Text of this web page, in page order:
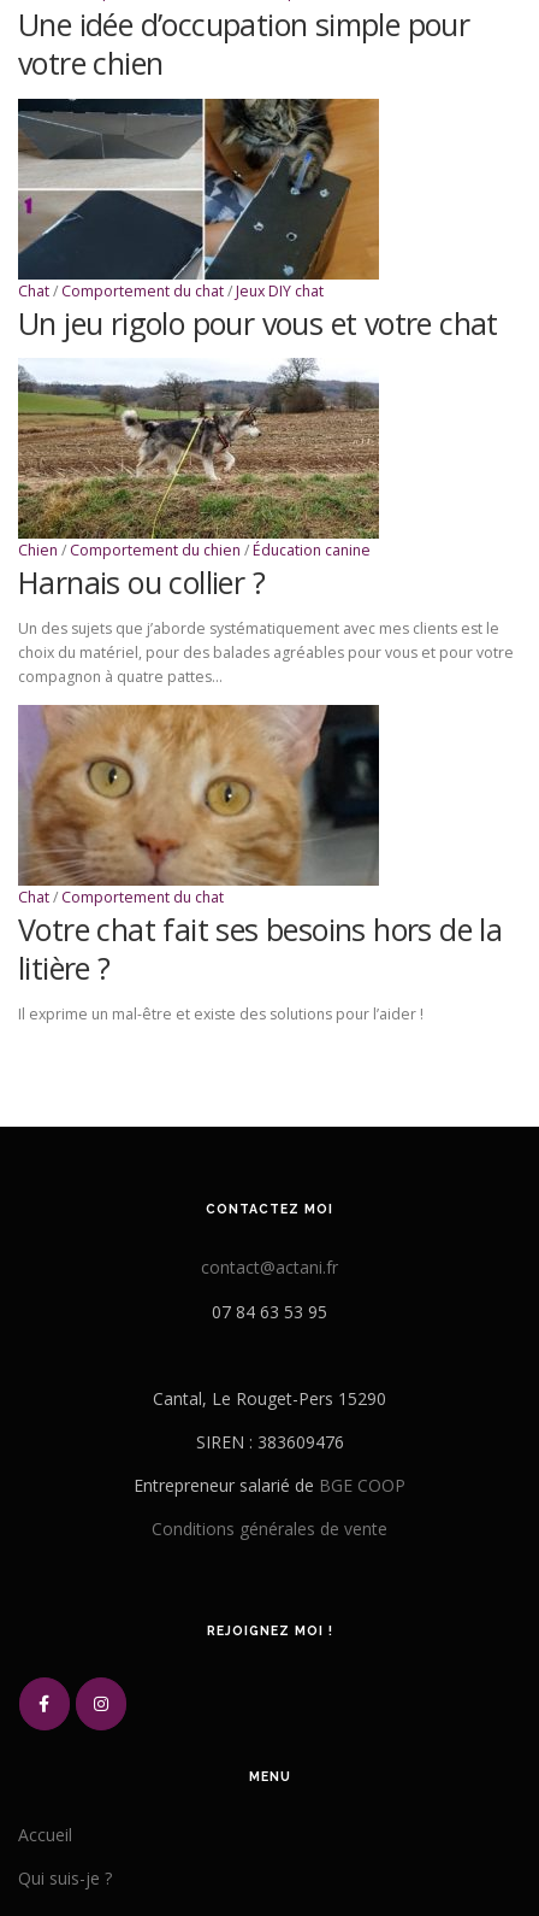
Une idée d’occupation simple pour
votre chien
Chat/Comportement du chat/Jeux DIY chat
Un jeu rigolo pour vous et votre chat
Chien /Comportement du chien /Éducation canine
Harnais ou collier ?
Un des sujets que j’aborde systématiquement avec mes clients est le
choix du matériel, pour des balades agréables pour vous et pour votre
compagnon à quatre pattes…
Chat/Comportement du chat
Votre chat fait ses besoins hors de la
litière ?
Il exprime un mal-être et existe des solutions pour l’aider !
CONTACTEZ MOI
contact@actani.fr
07 84 63 53 95
Cantal, Le Rouget-Pers 15290
SIREN : 383609476
Entrepreneur salarié de BGE COOP
Conditions générales de vente
REJOIGNEZ MOI !
MENU
Accueil
Qui suis-je ?